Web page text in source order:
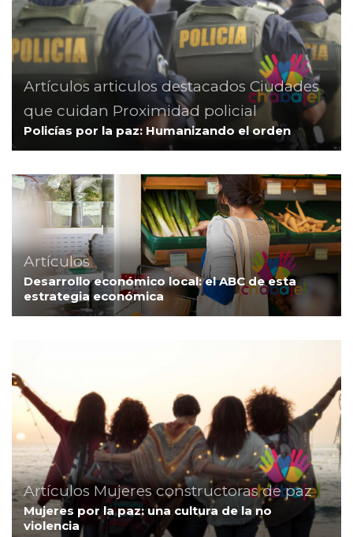
Artículos articulos destacados Ciudades
que cuidan Proximidad policial
Policías por la paz: Humanizando el orden
Artículos
Desarrollo económico local: el ABC de esta
estrategia económica
Artículos Mujeres constructoras de paz
Mujeres por la paz: una cultura de la no
violencia